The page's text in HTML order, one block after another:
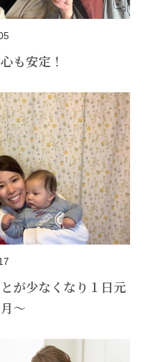
も安定！
が少なくなり１日元
～